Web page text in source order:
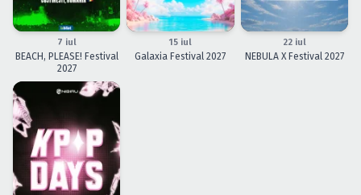
7 iul
BEACH, PLEASE! Festival
2027
15 iul
Galaxia Festival 2027
22 iul
NEBULA X Festival 2027